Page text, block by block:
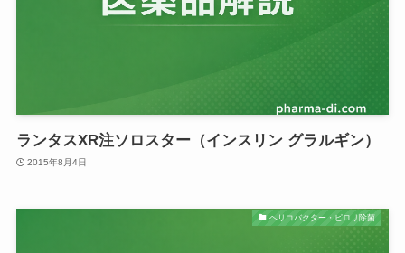
ランタスXR注ソロスター（インスリン グラルギン）
2015年8月4日
ヘリコバクター・ピロリ除菌